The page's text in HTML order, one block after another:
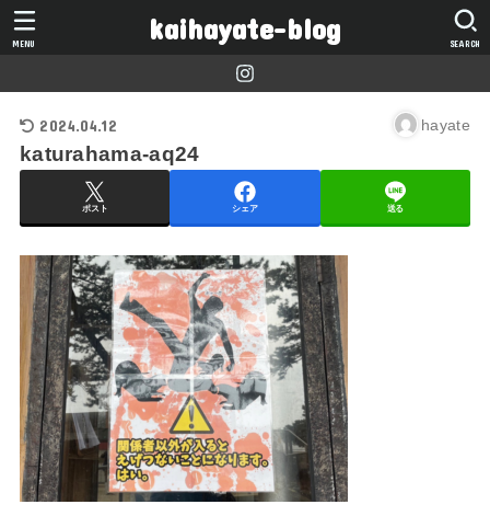
kaihayate-blog SEARCH
MENU
2024.04.12 hayate
katurahama-aq24
ポスト シェア 送る